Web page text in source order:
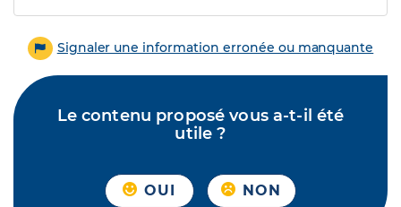
Signaler une information erronée ou manquante
Le contenu proposé vous a-t-il été
utile ?
OUI NON